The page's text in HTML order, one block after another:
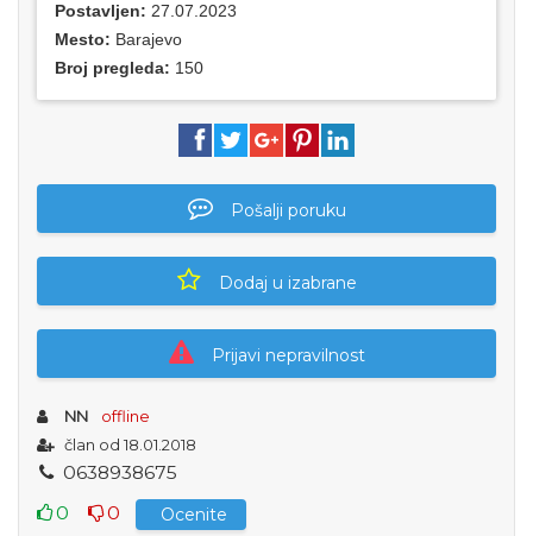
Postavljen: 27.07.2023
Mesto: Barajevo
Broj pregleda: 150
Pošalji poruku
Dodaj u izabrane
Prijavi nepravilnost
NN
offline
član od 18.01.2018
0638938675
0
0
Ocenite